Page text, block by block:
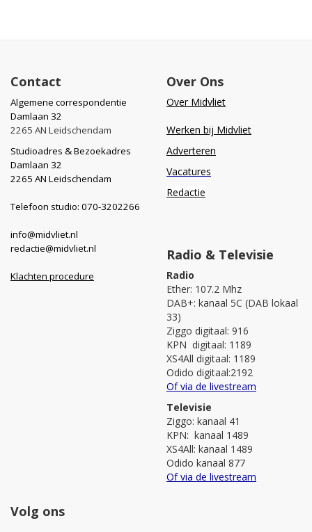
Contact
Algemene correspondentie
Damlaan 32
2265 AN Leidschendam
Studioadres & Bezoekadres
Damlaan 32
2265 AN Leidschendam
Telefoon studio: 070-3202266
info@midvliet.nl
redactie@midvliet.nl
Klachten procedure
Over Ons
Over Midvliet
Werken bij Midvliet
Adverteren
Vacatures
Redactie
Radio & Televisie
Radio
Ether: 107.2 Mhz
DAB+: kanaal 5C (DAB lokaal
33)
Ziggo digitaal: 916
KPN digitaal: 1189
XS4All digitaal: 1189
Odido digitaal:2192
Of via de livestream
Televisie
Ziggo: kanaal 41
KPN: kanaal 1489
XS4All: kanaal 1489
Odido kanaal 877
Of via de livestream
Volg ons